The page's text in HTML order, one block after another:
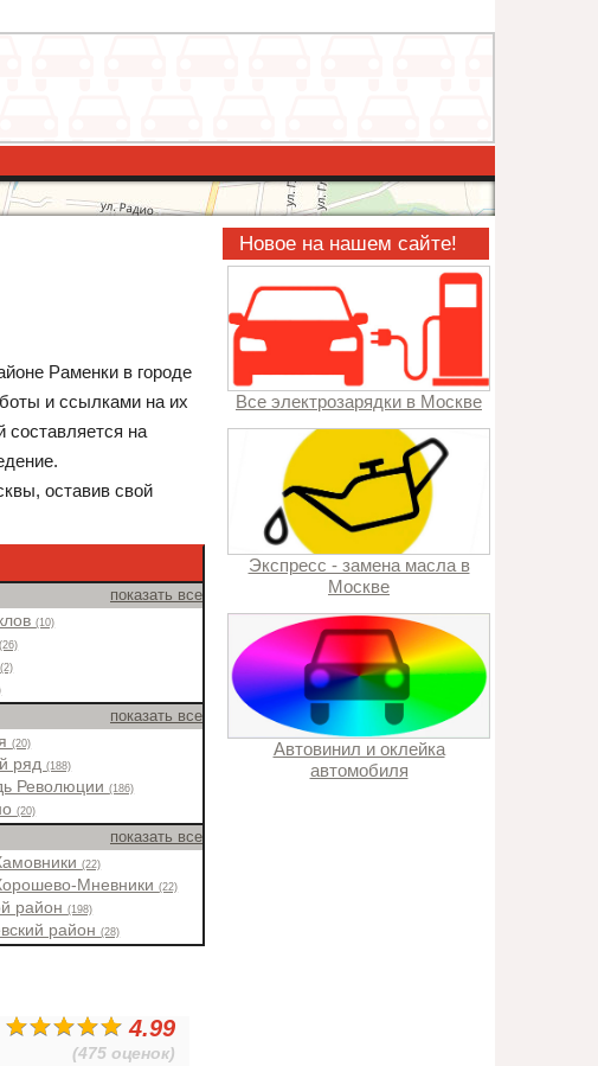
Раменки в городе
и ссылками на их
составляется на
оставив свой
показать все
(10)
(26)
(2)
показать все
(20)
ряд(188)
Революции(186)
(20)
показать все
(22)
Мневники(22)
район(198)
район(28)
4.99
(475 оценок)
Новое на нашем сайте!
Все электрозарядки в Москве
Экспресс - замена масла в
Москве
Автовинил и оклейка
автомобиля